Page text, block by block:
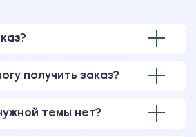
получить заказ?
темы нет?